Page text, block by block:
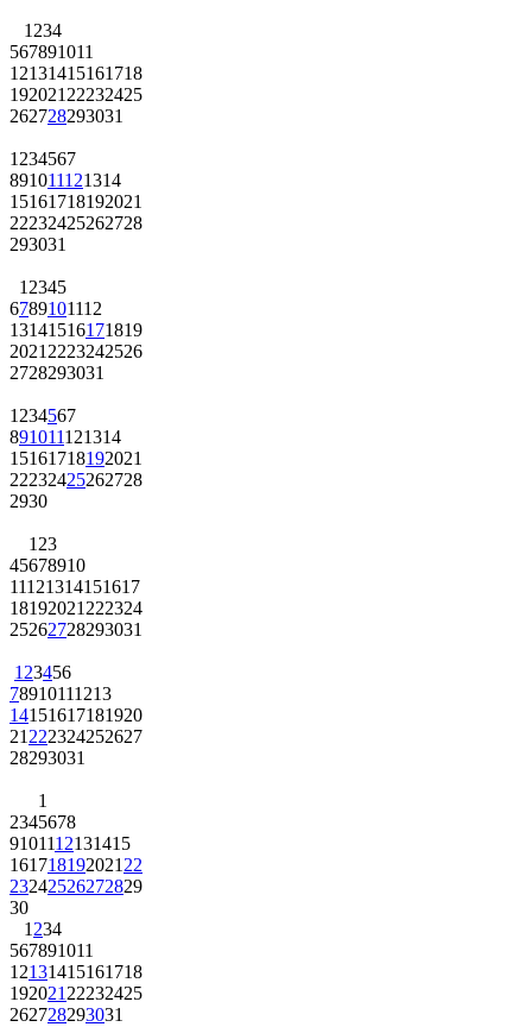
1234
567891011
12131415161718
19202122232425
262728293031
1234567
891011121314
15161718192021
22232425262728
293031
12345
6789101112
13141516171819
20212223242526
2728293031
1234567
891011121314
15161718192021
22232425262728
2930
123
45678910
11121314151617
18192021222324
25262728293031
123456
78910111213
14151617181920
21222324252627
28293031
1
2345678
9101112131415
16171819202122
23242526272829
30
1234
567891011
12131415161718
19202122232425
262728293031